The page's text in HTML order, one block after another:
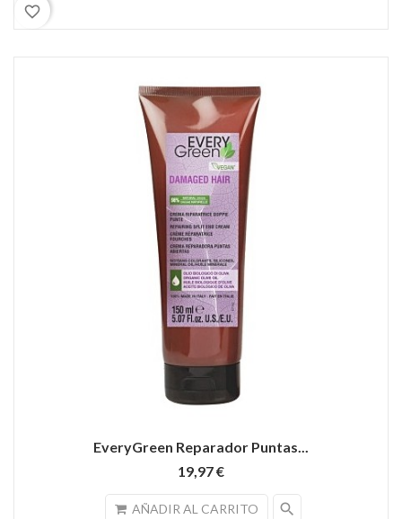
favorite_border
EveryGreen Reparador Puntas...
19,97 €
AÑADIR AL CARRITO search